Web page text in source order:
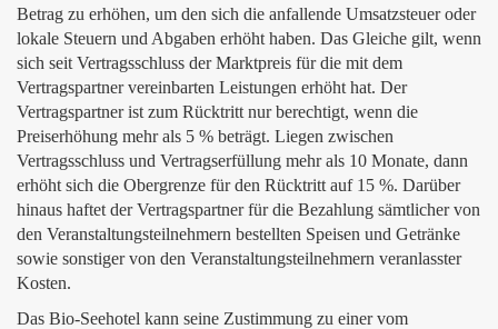
Betrag zu erhöhen, um den sich die anfallende Umsatzsteuer oder
lokale Steuern und Abgaben erhöht haben. Das Gleiche gilt, wenn
sich seit Vertragsschluss der Marktpreis für die mit dem
Vertragspartner vereinbarten Leistungen erhöht hat. Der
Vertragspartner ist zum Rücktritt nur berechtigt, wenn die
Preiserhöhung mehr als 5 % beträgt. Liegen zwischen
Vertragsschluss und Vertragserfüllung mehr als 10 Monate, dann
erhöht sich die Obergrenze für den Rücktritt auf 15 %. Darüber
hinaus haftet der Vertragspartner für die Bezahlung sämtlicher von
den Veranstaltungsteilnehmern bestellten Speisen und Getränke
sowie sonstiger von den Veranstaltungsteilnehmern veranlasster
Kosten.
Das Bio-Seehotel kann seine Zustimmung zu einer vom